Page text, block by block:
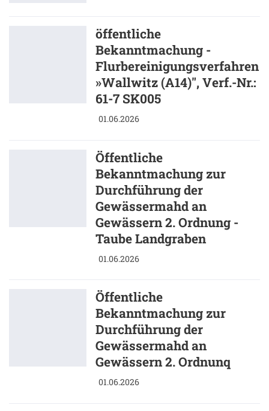
öffentliche
Bekanntmachung -
Flurbereinigungsverfahren
»Wallwitz (A14)", Verf.-Nr.:
61-7 SK005
01.06.2026
Öffentliche
Bekanntmachung zur
Durchführung der
Gewässermahd an
Gewässern 2. Ordnung -
Taube Landgraben
01.06.2026
Öffentliche
Bekanntmachung zur
Durchführung der
Gewässermahd an
Gewässern 2. Ordnunq
01.06.2026